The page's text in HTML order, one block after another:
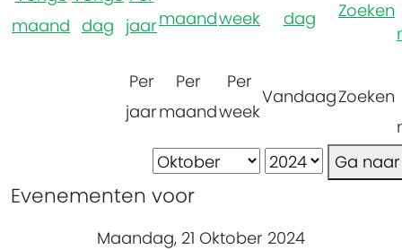
Per
jaar
Per
maand
Per
week
VandaagZoeken
Ga
Evenementen voor
Maandag, 21 Oktober 2024